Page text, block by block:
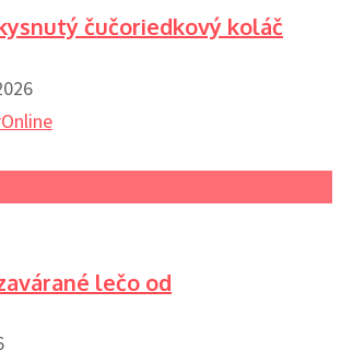
čučoriedkový koláč
lečo od